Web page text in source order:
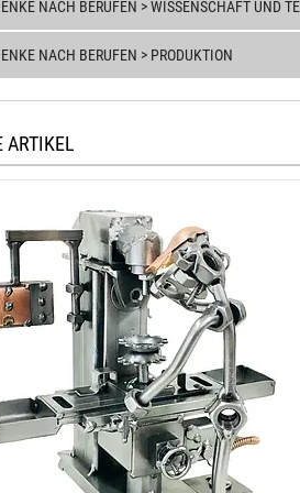
NACH BERUFEN > WISSENSCHAFT UND
NACH BERUFEN > PRODUKTION
ARTIKEL